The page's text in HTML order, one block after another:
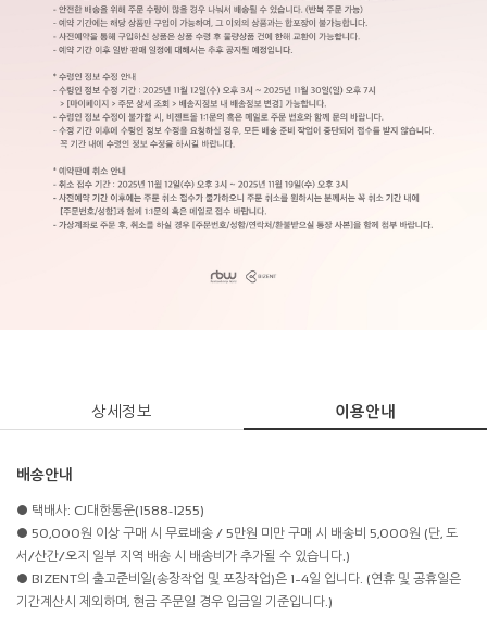
상세정보 이용안내
배송안내
● 택배사: CJ대한통운(1588-1255)
● 50,000원 이상 구매 시 무료배송 / 5만원 미만 구매 시 배송비 5,000원 (단, 도
서/산간/오지 일부 지역 배송 시 배송비가 추가될 수 있습니다.)
● BIZENT의 출고준비일(송장작업 및 포장작업)은 1~4일 입니다. (연휴 및 공휴일은
기간계산시 제외하며, 현금 주문일 경우 입금일 기준입니다.)